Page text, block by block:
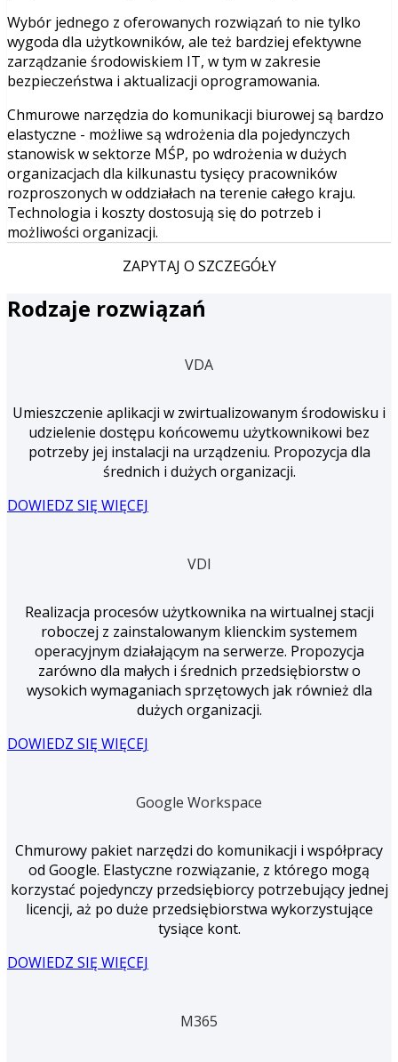
Wybór jednego z oferowanych rozwiązań to nie tylko
wygoda dla użytkowników, ale też bardziej efektywne
zarządzanie środowiskiem IT, w tym w zakresie
bezpieczeństwa i aktualizacji oprogramowania.
Chmurowe narzędzia do komunikacji biurowej są bardzo
elastyczne - możliwe są wdrożenia dla pojedynczych
stanowisk w sektorze MŚP, po wdrożenia w dużych
organizacjach dla kilkunastu tysięcy pracowników
rozproszonych w oddziałach na terenie całego kraju.
Technologia i koszty dostosują się do potrzeb i
możliwości organizacji.
ZAPYTAJ O SZCZEGÓŁY
Rodzaje rozwiązań
VDA
Umieszczenie aplikacji w zwirtualizowanym środowisku i
udzielenie dostępu końcowemu użytkownikowi bez
potrzeby jej instalacji na urządzeniu. Propozycja dla
średnich i dużych organizacji.
DOWIEDZ SIĘ WIĘCEJ
VDI
Realizacja procesów użytkownika na wirtualnej stacji
roboczej z zainstalowanym klienckim systemem
operacyjnym działającym na serwerze. Propozycja
zarówno dla małych i średnich przedsiębiorstw o
wysokich wymaganiach sprzętowych jak również dla
dużych organizacji.
DOWIEDZ SIĘ WIĘCEJ
Google Workspace
Chmurowy pakiet narzędzi do komunikacji i współpracy
od Google. Elastyczne rozwiązanie, z którego mogą
korzystać pojedynczy przedsiębiorcy potrzebujący jednej
licencji, aż po duże przedsiębiorstwa wykorzystujące
tysiące kont.
DOWIEDZ SIĘ WIĘCEJ
M365